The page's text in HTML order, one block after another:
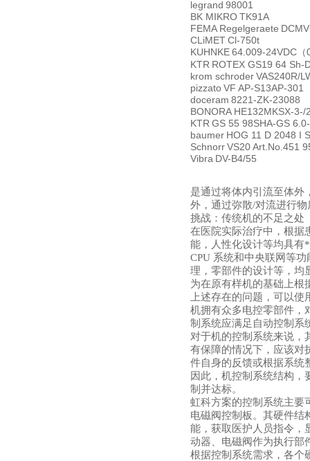
legrand 98001
BK MIKROTK91A
FEMA Regelgeraete
CLiMETCl-750t
KUHNKE64.009-24VDC （
KTR ROTEX GS19 64
krom schroderVAS240R/
pizzatoVF AP-S13AP-301
doceram 8221-ZK-23088
BONORA HE132MKSX-3-/
KTR GS 55 98SHA-GS
baumer HOG 11 D 2048 I
SchnorrVS20 Art.No.451
Vibra DV-B4/55
是通过将体内引流至体外
外，通过弥散/对流进行
挑战：传统机的不足之处
在医院实际治疗中，根据
能，人性化设计等均具有
CPU 系统和中央联网等
理，零部件的设计等，均
为在原有样机的基础上根
上述存在的问题，可以使
机拥有众多电控零部件，
制系统应满足自动控制系
对于机的控制系统来说，
有保障的情况下，应该对
件自身的反馈或根据系统
因此，机控制系统结构，
制并达标。
虹科方案的控制系统主要
电磁阀控制板。其硬件结
能，获取医护人员指令，
动器、电磁阀作为执行部
根据控制系统需求，各个